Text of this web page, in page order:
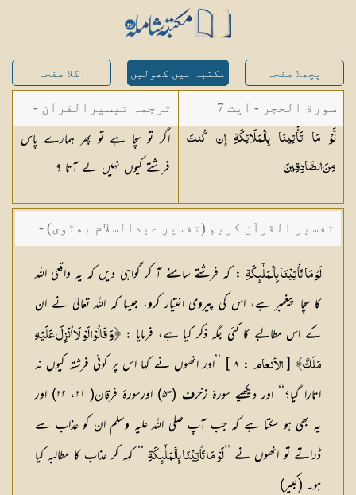
پچھلا صفحہ مکتبہ میں کھولیں اگلا صفحہ
سورة الحجر - آیت 7
لَّوْ مَا تَأْتِينَا بِالْمَلَائِكَةِ إِن كُنتَ
مِنَالصَّادِقِينَ
ترجمہ تیسیرالقرآن -
مولانا عبد الرحمن
کیلانی
اگر تو سچا ہے تو پھر ہمارے پاس
فرشتے کیوں نہیں لے آتا ؟
تفسیر القرآن کریم (تفسیر عبدالسلام بھٹوی) -
حافظ عبدالسلام بن محمد
لَوْ مَا تَاْتِيْنَا بِالْمَلٰٓىِٕكَةِ : کہ فرشتے سامنے آ کر گواہی دیں کہ یہ واقعی اللہ
کا سچا پیغمبر ہے، اس کی پیروی اختیار کرو، جیسا کہ اللہ تعالیٰ نے ان
کے اس مطالبے کا کئی جگہ ذکر کیا ہے، فرمایا : ﴿ وَ قَالُوْا لَوْ لَا اُنْزِلَ عَلَيْهِ
مَلَكٌ ﴾ [الأنعام
: ۸ ] ’’اور انھوں نے کہا اس پر کوئی فرشتہ کیوں نہ
اتارا گیا؟‘‘ اور دیکھیے سورۂ زخرف (۵۳) اورسورۂ فرقان( ۲۱، ۲۲) اور
یہ بھی ہو سکتا ہے کہ جب آپ صلی اللہ علیہ وسلم ان کو عذاب سے
ڈراتے تو انھوں نے ’’لَوْ مَا تَاْتِيْنَا بِالْمَلٰٓىِٕكَةِ
‘‘ کہہ کر عذاب کا مطالبہ کیا
ہو۔ (کبیر)